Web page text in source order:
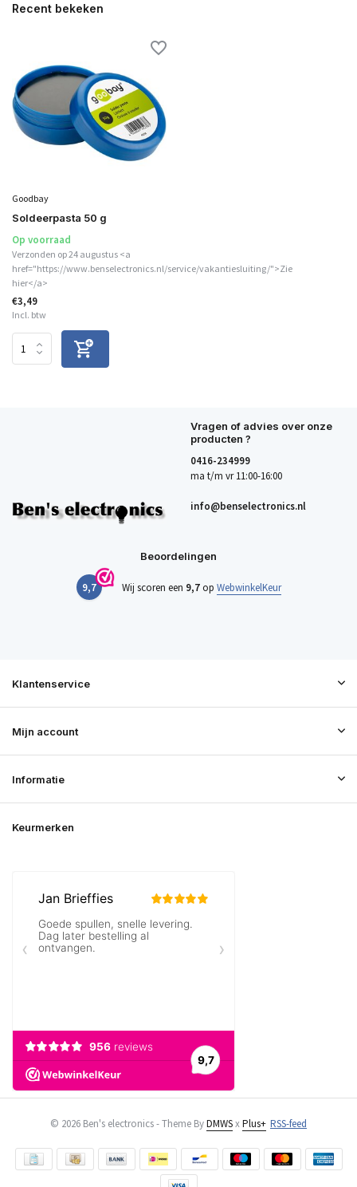
Recent bekeken
Goodbay
Soldeerpasta 50 g
Op voorraad
Verzonden op 24 augustus <a
href="https://www.benselectronics.nl/service/vakantiesluiting/">Zie
hier</a>
€3,49
Incl. btw
Vragen of advies over onze
producten ?
0416-234999
ma t/m vr 11:00-16:00
info@benselectronics.nl
Beoordelingen
9,7 Wij scoren een 9,7op WebwinkelKeur
Klantenservice
Mijn account
Informatie
Keurmerken
© 2026 Ben's electronics - Theme ByDMWSxPlus+ RSS-feed